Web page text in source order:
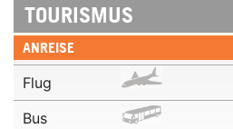
TOURISMUS
ANREISE
Flug
Bus